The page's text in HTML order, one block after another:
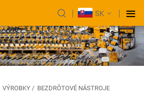
SK
VÝROBKY / BEZDRÔTOVÉ NÁSTROJE